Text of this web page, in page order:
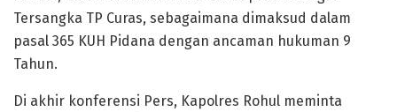
Tersangka TP Curas, sebagaimana dimaksud dalam
pasal 365 KUH Pidana dengan ancaman hukuman 9
Tahun.
Di akhir konferensi Pers, Kapolres Rohul meminta